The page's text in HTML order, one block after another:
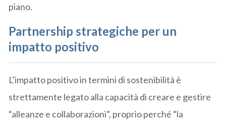
piano.
Partnership strategiche per un
impatto positivo
L’impatto positivo in termini di sostenibilità è
strettamente legato alla capacità di creare e gestire
“alleanze e collaborazioni”, proprio perché “la